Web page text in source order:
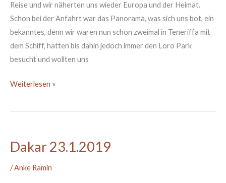
Reise und wir näherten uns wieder Europa und der Heimat.
Schon bei der Anfahrt war das Panorama, was sich uns bot, ein
bekanntes, denn wir waren nun schon zweimal in Teneriffa mit
dem Schiff, hatten bis dahin jedoch immer den Loro Park
besucht und wollten uns
Weiterlesen »
Dakar 23.1.2019
/Anke Ramin
Dakar